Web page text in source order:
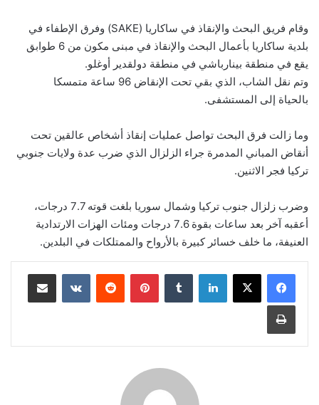
وقام فريق البحث والإنقاذ في ساكاريا (SAKE) وفرق الإطفاء في
بلدية ساكاريا بأعمال البحث والإنقاذ في مبنى مكون من 6 طوابق
يقع في منطقة بينارباشي في منطقة دولقدير أوغلو.
وتم نقل الشاب، الذي بقي تحت الإنقاض 96 ساعة متمسكا
بالحياة إلى المستشفى.
وما زالت فرق البحث تواصل عمليات إنقاذ أشخاص عالقين تحت
أنقاض المباني المدمرة جراء الزلزال الذي ضرب عدة ولايات جنوبي
تركيا فجر الاثنين.
وضرب زلزال جنوب تركيا وشمال سوريا بلغت قوته 7.7 درجات،
أعقبه آخر بعد ساعات بقوة 7.6 درجات ومئات الهزات الارتدادية
العنيفة، ما خلف خسائر كبيرة بالأرواح والممتلكات في البلدين.
لينكدإن بينتيريست